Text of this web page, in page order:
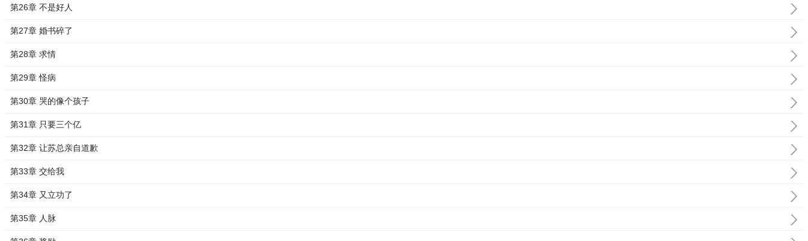
第26章 不是好人
第27章 婚书碎了
第28章 求情
第29章 怪病
第30章 哭的像个孩子
第31章 只要三个亿
第32章 让苏总亲自道歉
第33章 交给我
第34章 又立功了
第35章 人脉